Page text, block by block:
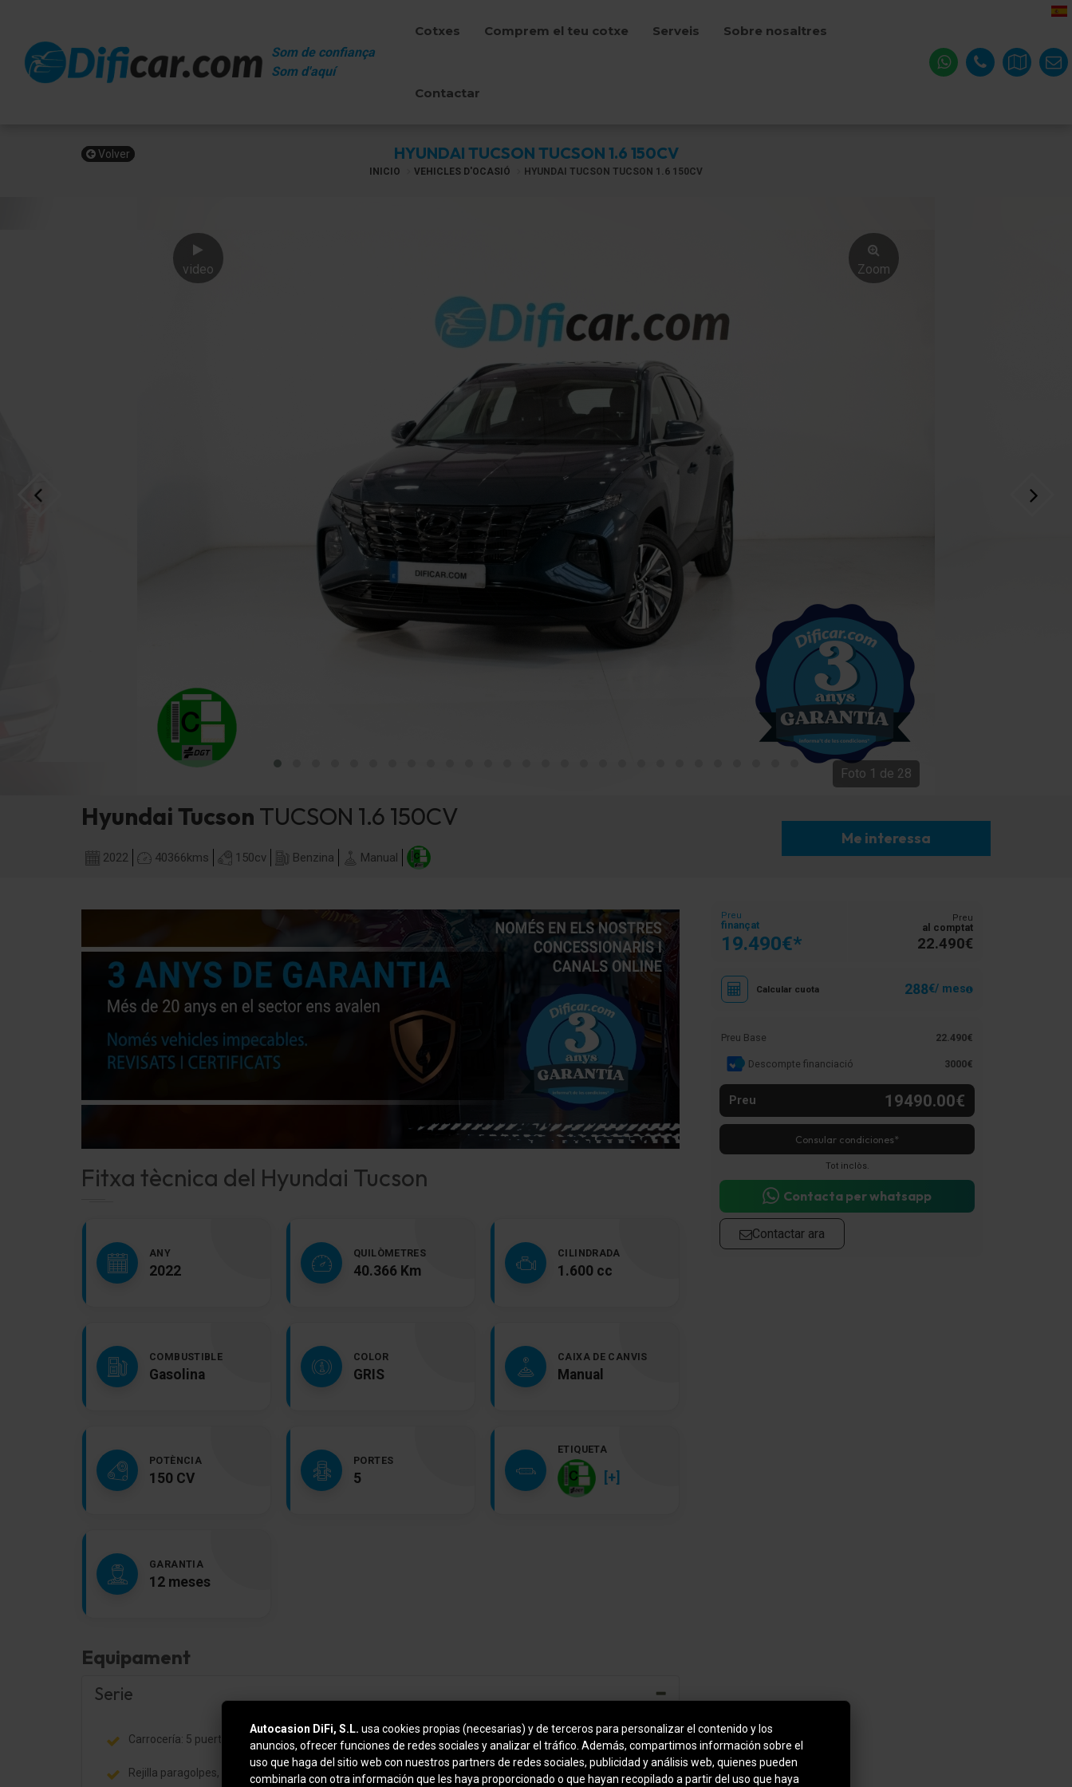
Som de confiança
Som d'aquí
Cotxes Comprem el teu cotxe Serveis Sobre nosaltres
Contactar
HYUNDAI TUCSON TUCSON 1.6 150CV
Volver
INICIO VEHICLES D'OCASIÓ HYUNDAI TUCSON TUCSON 1.6 150CV
Zoom
video
Foto 1 de 28
HyundaiTucson TUCSON 1.6 150CV
2022 40366kms 150cv Benzina Manual
Me interessa
Fitxa tècnica del Hyundai Tucson
ANY
2022
QUILÒMETRES
40.366 Km
CILINDRADA
1.600 cc
COMBUSTIBLE
Gasolina
COLOR
GRIS
CAIXA DE CANVIS
Manual
POTÈNCIA
150 CV
PORTES
5
ETIQUETA
[+]
GARANTIA
12 meses
Equipament
Serie
Carrocería: 5 puertas
Rejilla paragolpes, Plata
Toberas de aire detrás
tapicería asientos: Tela
Preu
finançat
19.490€*
Preu
al comptat
22.490€
Calcular cuota 288€/ mes
Preu Base 22.490€
Descompte financiació 3000€
Preu 19490.00€
Consular condiciones*
Tot inclòs.
Contacta per whatsapp
Contactar ara
Autocasion DiFi, S.L. usa cookies propias (necesarias) y de terceros para personalizar el contenido y los
anuncios, ofrecer funciones de redes sociales y analizar el tráfico. Además, compartimos información sobre el
uso que haga del sitio web con nuestros partners de redes sociales, publicidad y análisis web, quienes pueden
combinarla con otra información que les haya proporcionado o que hayan recopilado a partir del uso que haya